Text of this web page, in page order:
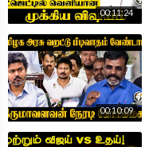
00:11:24
00:10:09